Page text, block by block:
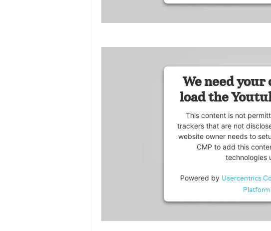
We need your
load the
This content is not
trackers that are not
website owner needs to
CMP to add this
technologies
Powered by Usercentrics
Platform